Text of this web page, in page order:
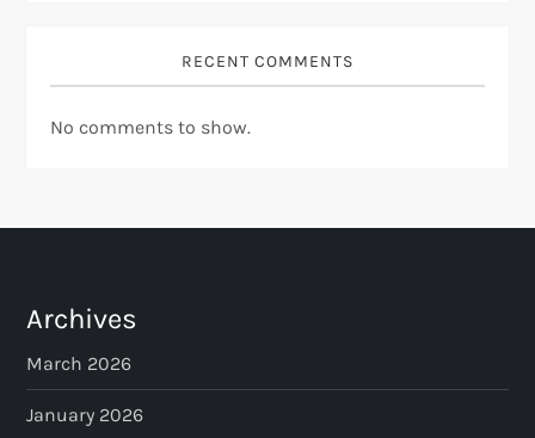
RECENT COMMENTS
No comments to show.
Archives
March 2026
January 2026